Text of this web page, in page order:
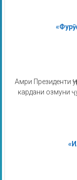
Амри Президенти
кардани озмуни